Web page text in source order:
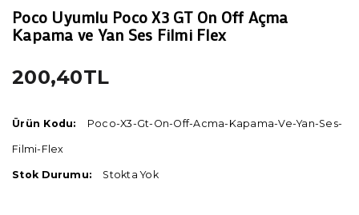
Poco Uyumlu Poco X3 GT On Off Açma
Kapama ve Yan Ses Filmi Flex
200,40TL
Ürün Kodu: Poco-X3-Gt-On-Off-Acma-Kapama-Ve-Yan-Ses-
Filmi-Flex
Stok Durumu: Stokta Yok